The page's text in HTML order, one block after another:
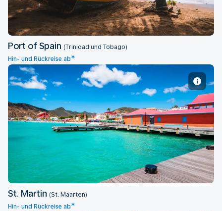
Port of Spain (Trinidad und Tobago)
Hin- und Rückreise ab*
St. Martin
St. Martin (St. Maarten)
Hin- und Rückreise ab*